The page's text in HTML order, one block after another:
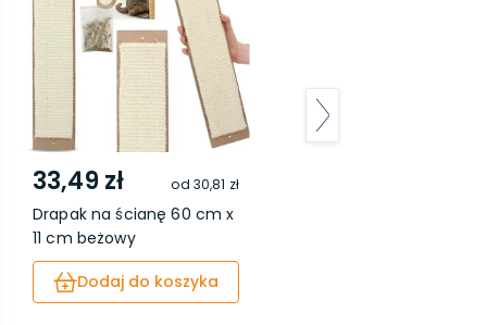
33,49 zł od 30,81 zł
Drapak na ścianę 60 cm x
11 cm beżowy
Dodaj do koszyka